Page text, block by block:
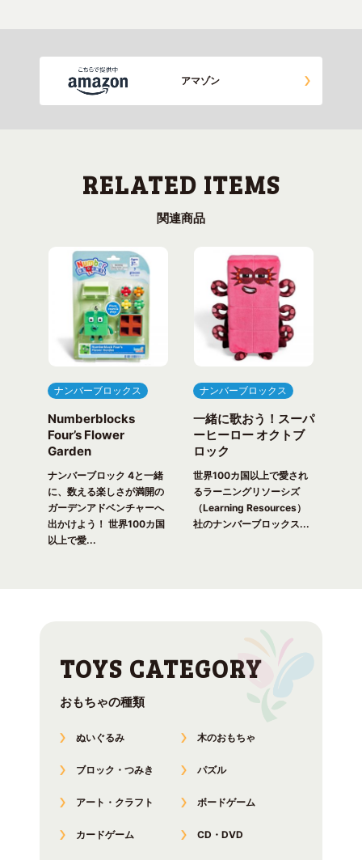
アマゾン
関連商品
ナンバーブロックス
Numberblocks
Four’s Flower
Garden
ナンバーブロック 4と一緒
に、数える楽しさが満開の
ガーデンアドベンチャーへ
出かけよう！ 世界100カ国
以上で愛...
ナンバーブロックス
一緒に歌おう！スーパ
ーヒーロー オクトブ
ロック
世界100カ国以上で愛され
るラーニングリソーシズ
（Learning Resources）
社のナンバーブロックス...
おもちゃの種類
ぬいぐるみ 木のおもちゃ
ブロック・つみき パズル
アート・クラフト ボードゲーム
カードゲーム CD・DVD